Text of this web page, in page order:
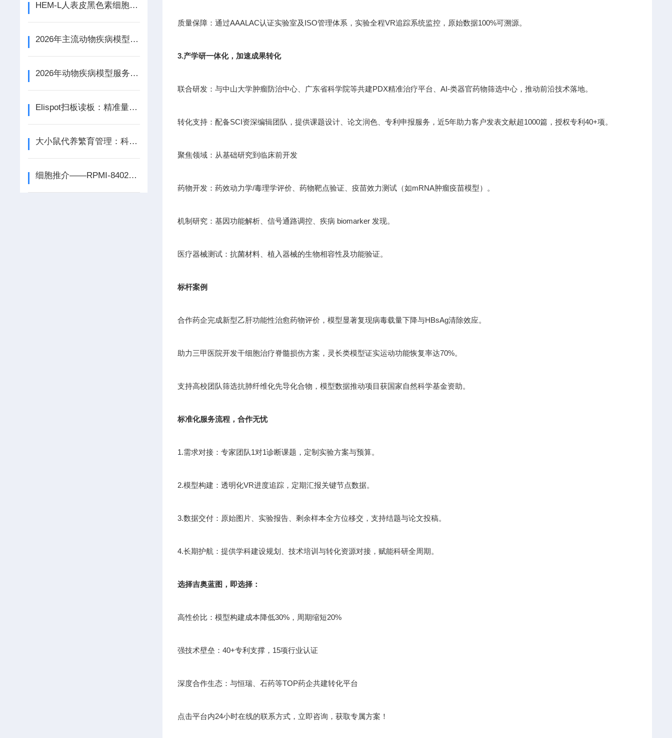
HEM-L人表皮黑色素细胞的主要特性是什么
2026年主流动物疾病模型检测服务商大盘点
2026年动物疾病模型服务商选型攻略，避坑要点与服务商参考
Elispot扫板读板：精准量化免疫应答的技术进展
大小鼠代养繁育管理：科学代养的关键策略
细胞推介——RPMI-8402人急性T淋巴细胞白血病细胞
质量保障：通过AAALAC认证实验室及ISO管理体系，实验全程VR追踪系统监控，原始数据100%可溯源。
3.产学研一体化，加速成果转化
联合研发：与中山大学肿瘤防治中心、广东省科学院等共建PDX精准治疗平台、AI-类器官药物筛选中心，推动前沿技术落地。
转化支持：配备SCI资深编辑团队，提供课题设计、论文润色、专利申报服务，近5年助力客户发表文献超1000篇，授权专利40+项。
聚焦领域：从基础研究到临床前开发
药物开发：药效动力学/毒理学评价、药物靶点验证、疫苗效力测试（如mRNA肿瘤疫苗模型）。
机制研究：基因功能解析、信号通路调控、疾病 biomarker 发现。
医疗器械测试：抗菌材料、植入器械的生物相容性及功能验证。
标杆案例
合作药企完成新型乙肝功能性治愈药物评价，模型显著复现病毒载量下降与HBsAg清除效应。
助力三甲医院开发干细胞治疗脊髓损伤方案，灵长类模型证实运动功能恢复率达70%。
支持高校团队筛选抗肺纤维化先导化合物，模型数据推动项目获国家自然科学基金资助。
标准化服务流程，合作无忧
1.需求对接：专家团队1对1诊断课题，定制实验方案与预算。
2.模型构建：透明化VR进度追踪，定期汇报关键节点数据。
3.数据交付：原始图片、实验报告、剩余样本全方位移交，支持结题与论文投稿。
4.长期护航：提供学科建设规划、技术培训与转化资源对接，赋能科研全周期。
选择吉奥蓝图，即选择：
高性价比：模型构建成本降低30%，周期缩短20%
强技术壁垒：40+专利支撑，15项行业认证
深度合作生态：与恒瑞、石药等TOP药企共建转化平台
点击平台内24小时在线的联系方式，立即咨询，获取专属方案！